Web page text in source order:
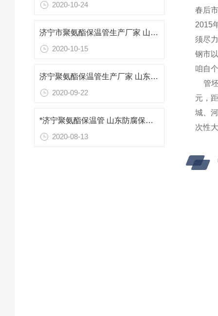
2020-10-24
济宁市聚氨酯保温管生产厂家 山东专业防腐保温材料
2020-10-15
济宁聚氨酯保温管生产厂家 山东济宁聚氨酯保温管
2020-09-22
*济宁聚氨酯保温管 山东防腐保温材料
2020-08-13
春后
2015
须尽
钢市
咱自
管坯
元，
城、
次性